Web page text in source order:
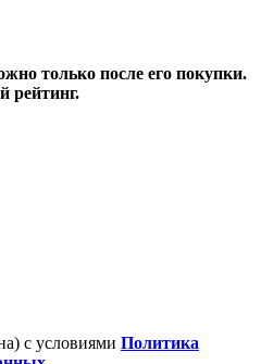
только после его покупки.
рейтинг.
с условиями Политика